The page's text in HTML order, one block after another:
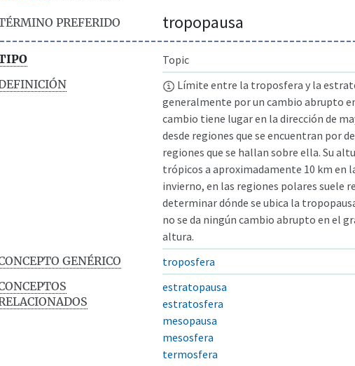
PREFERIDO tropopausa
Topic
Límite entre la troposfera y la
generalmente por un cambio abrupto
cambio tiene lugar en la dirección de
desde regiones que se encuentran por
regiones que se hallan sobre ella. Su
trópicos a aproximadamente 10 km en
invierno, en las regiones polares suele
determinar dónde se ubica la
no se da ningún cambio abrupto en el
altura.
GENÉRICO
troposfera
estratopausa
estratosfera
mesopausa
mesosfera
termosfera